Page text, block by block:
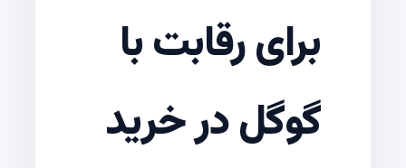
برای رقابت با
گوگل در خرید